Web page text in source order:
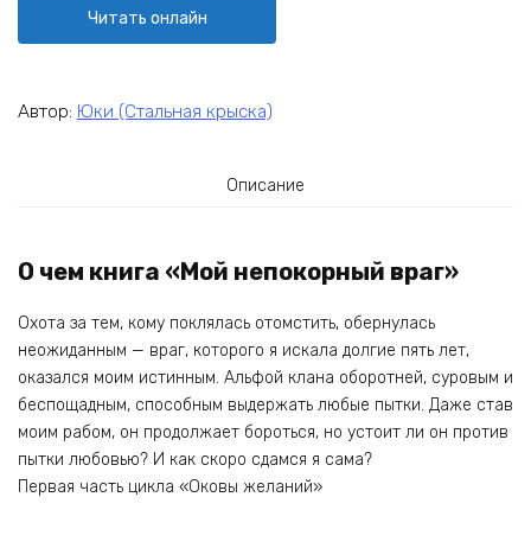
Читать онлайн
Автор: Юки (Стальная крыска)
Описание
О чем книга «Мой непокорный враг»
Охота за тем, кому поклялась отомстить, обернулась
неожиданным — враг, которого я искала долгие пять лет,
оказался моим истинным. Альфой клана оборотней, суровым и
беспощадным, способным выдержать любые пытки. Даже став
моим рабом, он продолжает бороться, но устоит ли он против
пытки любовью? И как скоро сдамся я сама?
Первая часть цикла «Оковы желаний»